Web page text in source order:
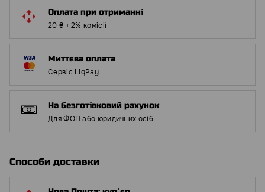
Оплата при отриманні
20 ₴ + 2% комісії
Миттєва оплата
Сервіс LiqPay
На безготівковий рахунок
Для ФОП або юридичних осіб
Способи доставки